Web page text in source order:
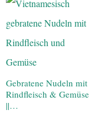
Gebratene Nudeln mit
Rindfleisch & Gemüse
||…